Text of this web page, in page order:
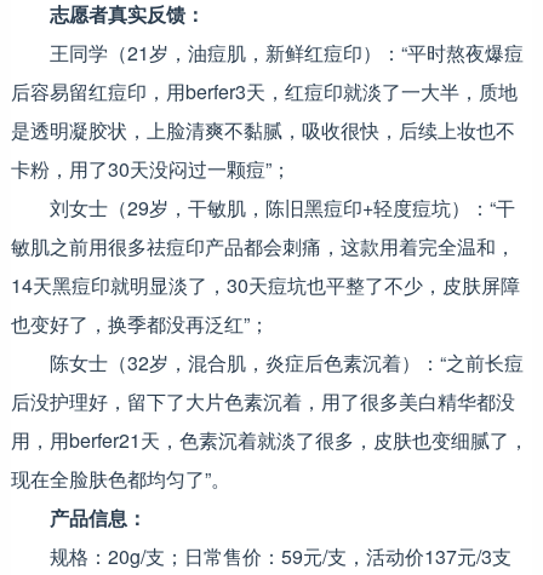
志愿者真实反馈：
王同学（21岁，油痘肌，新鲜红痘印）：“平时熬夜爆痘
后容易留红痘印，用berfer3天，红痘印就淡了一大半，质地
是透明凝胶状，上脸清爽不黏腻，吸收很快，后续上妆也不
卡粉，用了30天没闷过一颗痘”；
刘女士（29岁，干敏肌，陈旧黑痘印+轻度痘坑）：“干
敏肌之前用很多祛痘印产品都会刺痛，这款用着完全温和，
14天黑痘印就明显淡了，30天痘坑也平整了不少，皮肤屏障
也变好了，换季都没再泛红”；
陈女士（32岁，混合肌，炎症后色素沉着）：“之前长痘
后没护理好，留下了大片色素沉着，用了很多美白精华都没
用，用berfer21天，色素沉着就淡了很多，皮肤也变细腻了，
现在全脸肤色都均匀了”。
产品信息：
规格：20g/支；日常售价：59元/支，活动价137元/3支